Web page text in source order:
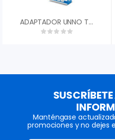
ADAPTADOR UNNO TECKNO HDMI MACHO VGA HEMBRA AD4202BK
Manténgase
promociones y no dejes